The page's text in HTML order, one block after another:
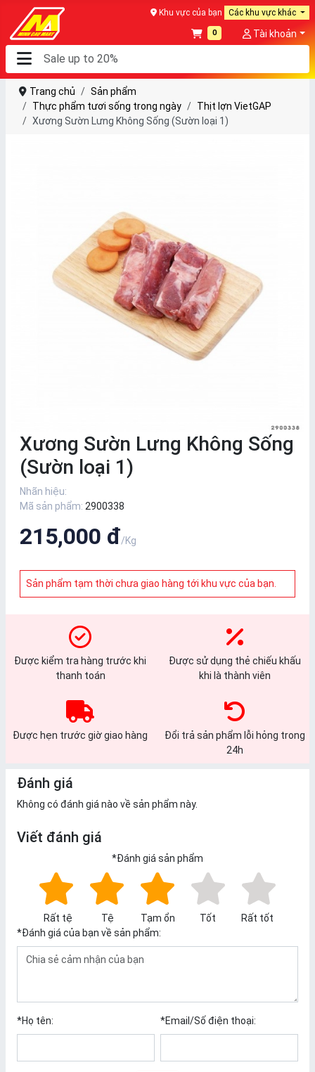
Khu vực của bạn Các khu vực khác
0 Tài khoản
Trang chủ
Sản phẩm
Thực phẩm tươi sống trong ngày
Thịt lợn VietGAP
Xương Sườn Lưng Không Sống (Sườn loại 1)
Xương Sườn Lưng Không Sống
(Sườn loại 1)
Nhãn hiệu:
Mã sản phẩm: 2900338
215,000 đ/Kg
Sản phẩm tạm thời chưa giao hàng tới khu vực của bạn.
Được kiểm tra hàng trước khi
thanh toán
Được sử dụng thẻ chiếu khấu
khi là thành viên
Được hẹn trước giờ giao hàng
Đổi trả sản phẩm lỗi hỏng trong
24h
Đánh giá
Không có đánh giá nào về sản phẩm này.
Viết đánh giá
*Đánh giá sản phẩm
Rất tệ Tệ Tạm ổn Tốt
Rất tốt
*Đánh giá của bạn về sản phẩm:
*Họ tên: *Email/Số điện thoại: